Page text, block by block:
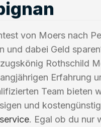
von Moers nach
und dabei Geld
Rothschild
Erfahrung
Team bieten
und
. Egal ob du nur